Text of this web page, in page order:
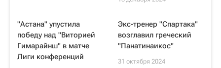
"Астана" упустила
победу над "Виторией
Гимарайнш" в матче
Лиги конференций
Экс-тренер "Спартака"
возглавил греческий
"Панатинаикос"
31 октября 2024